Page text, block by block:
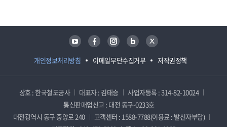
개인정보처리방침 이메일무단수집거부 저작권정책
유튜브 페이스북 인스타그램 블로그 트위터
상호 : 한국철도공사 대표자 : 김태승
사업자등록 : 314-82-10024
통신판매업신고 : 대전 동구-0233호
대전광역시 동구 중앙로 240
고객센터 : 1588-7788(이용료 : 발신자부담)